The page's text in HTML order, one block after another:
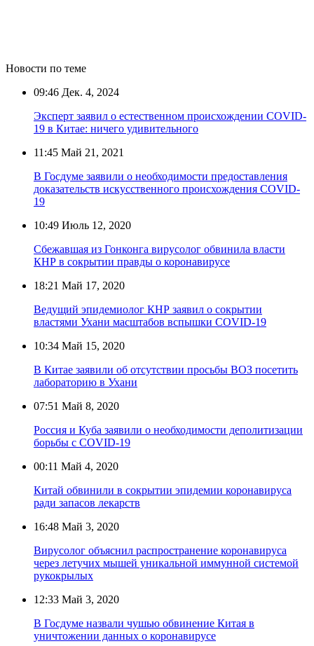
Новости по теме
09:46 Дек. 4, 2024
Эксперт заявил о естественном происхождении COVID-
19 в Китае: ничего удивительного
11:45 Май 21, 2021
В Госдуме заявили о необходимости предоставления
доказательств искусственного происхождения COVID-
19
10:49 Июль 12, 2020
Сбежавшая из Гонконга вирусолог обвинила власти
КНР в сокрытии правды о коронавирусе
18:21 Май 17, 2020
Ведущий эпидемиолог КНР заявил о сокрытии
властями Ухани масштабов вспышки COVID-19
10:34 Май 15, 2020
В Китае заявили об отсутствии просьбы ВОЗ посетить
лабораторию в Ухани
07:51 Май 8, 2020
Россия и Куба заявили о необходимости деполитизации
борьбы с COVID-19
00:11 Май 4, 2020
Китай обвинили в сокрытии эпидемии коронавируса
ради запасов лекарств
16:48 Май 3, 2020
Вирусолог объяснил распространение коронавируса
через летучих мышей уникальной иммунной системой
рукокрылых
12:33 Май 3, 2020
В Госдуме назвали чушью обвинение Китая в
уничтожении данных о коронавирусе